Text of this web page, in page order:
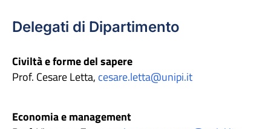
Delegati di Dipartimento
Civiltà e forme del sapere
Prof. Cesare Letta, cesare.letta@unipi.it
Economia e management